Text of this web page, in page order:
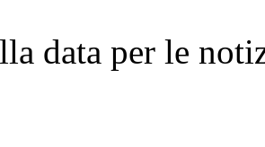
data per le